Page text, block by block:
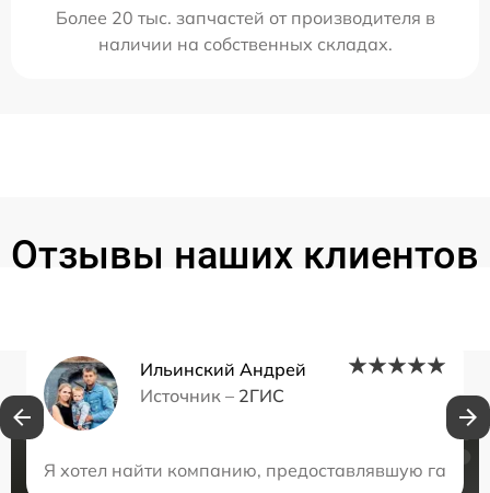
Более 20 тыс. запчастей от производителя в
наличии на собственных складах.
Отзывы наших клиентов
Ильинский Андрей
Источник – 2ГИС
Я хотел найти компанию, предоставлявшую
Нужна консультация?